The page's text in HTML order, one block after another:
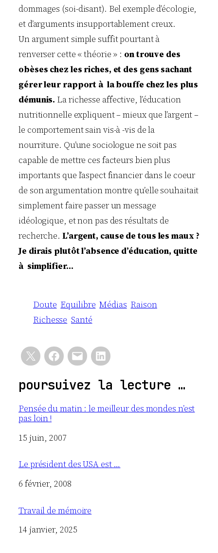
dommages (soi-disant). Bel exemple d’écologie,
et d’arguments insupportablement creux.
Un argument simple suffit pourtant à
renverser cette « théorie » : on trouve des
obèses chez les riches, et des gens sachant
gérer leur rapport à la bouffe chez les plus
démunis. La richesse affective, l’éducation
nutritionnelle expliquent – mieux que l’argent –
le comportement sain vis-à -vis de la
nourriture. Qu’une sociologue ne soit pas
capable de mettre ces facteurs bien plus
importants que l’aspect financier dans le coeur
de son argumentation montre qu’elle souhaitait
simplement faire passer un message
idéologique, et non pas des résultats de
recherche. L’argent, cause de tous les maux ?
Je dirais plutôt l’absence d’éducation, quitte
à simplifier…
Doute Equilibre Médias Raison
Richesse Santé
poursuivez la lecture …
Pensée du matin : le meilleur des mondes n’est
pas loin !
Date
15 juin, 2007
Le président des USA est …
Date
6 février, 2008
Travail de mémoire
Date
14 janvier, 2025